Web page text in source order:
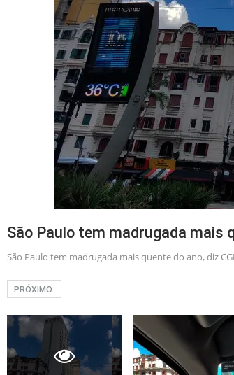
São Paulo tem madrugada mais
São Paulo tem madrugada mais quente do ano, diz
PRÓXIMO